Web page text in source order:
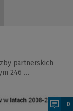
partnerskich
246 …
0